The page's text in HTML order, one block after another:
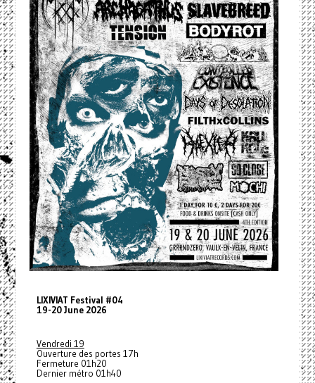
LIXIVIAT Festival #04
19-20 June 2026
Vendredi 19
Ouverture des portes 17h
Fermeture 01h20
Dernier métro 01h40